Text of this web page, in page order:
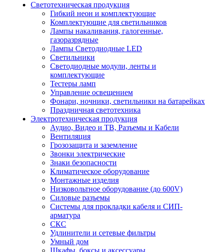
Светотехническая продукция
Гибкий неон и комплектующие
Комплектующие для светильников
Лампы накаливания, галогенные,
газоразрядные
Лампы Светодиодные LED
Светильники
Светодиодные модули, ленты и
комплектующие
Тестеры ламп
Управление освещением
Фонари, ночники, светильники на батарейках
Праздничная светотехника
Электротехническая продукция
Аудио, Видео и ТВ, Разъемы и Кабели
Вентиляция
Грозозащита и заземление
Звонки электрические
Знаки безопасности
Климатическое оборудование
Монтажные изделия
Низковольтное оборудование (до 600V)
Силовые разъемы
Системы для прокладки кабеля и СИП-
арматура
СКС
Удлинители и сетевые фильтры
Умный дом
Шкафы, боксы и аксессуары